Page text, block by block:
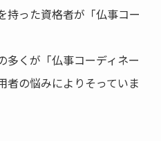
持った資格者が「仏事コー
多くが「仏事コーディネー
者の悩みによりそっていま